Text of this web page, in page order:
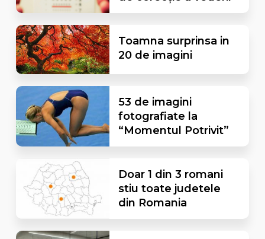
Toamna surprinsa in
20 de imagini
53 de imagini
fotografiate la
“Momentul Potrivit”
Doar 1 din 3 romani
stiu toate judetele
din Romania